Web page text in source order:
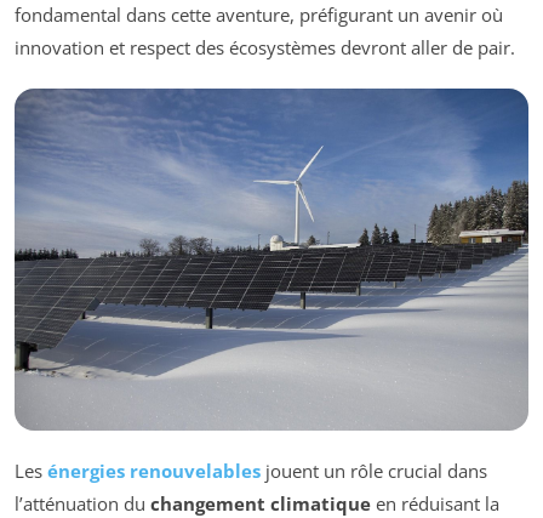
fondamental dans cette aventure, préfigurant un avenir où
innovation et respect des écosystèmes devront aller de pair.
Les énergies renouvelables jouent un rôle crucial dans
l’atténuation du changement climatique en réduisant la